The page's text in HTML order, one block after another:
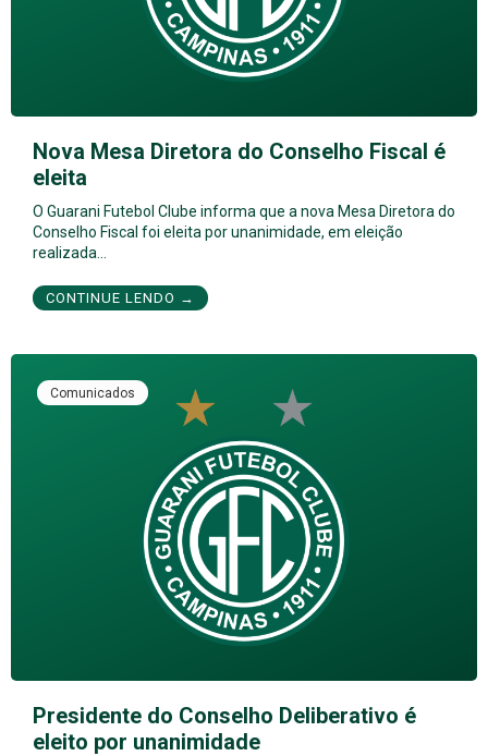
Nova Mesa Diretora do Conselho Fiscal é
eleita
O Guarani Futebol Clube informa que a nova Mesa Diretora do
Conselho Fiscal foi eleita por unanimidade, em eleição
realizada…
CONTINUE LENDO →
Comunicados
Presidente do Conselho Deliberativo é
eleito por unanimidade